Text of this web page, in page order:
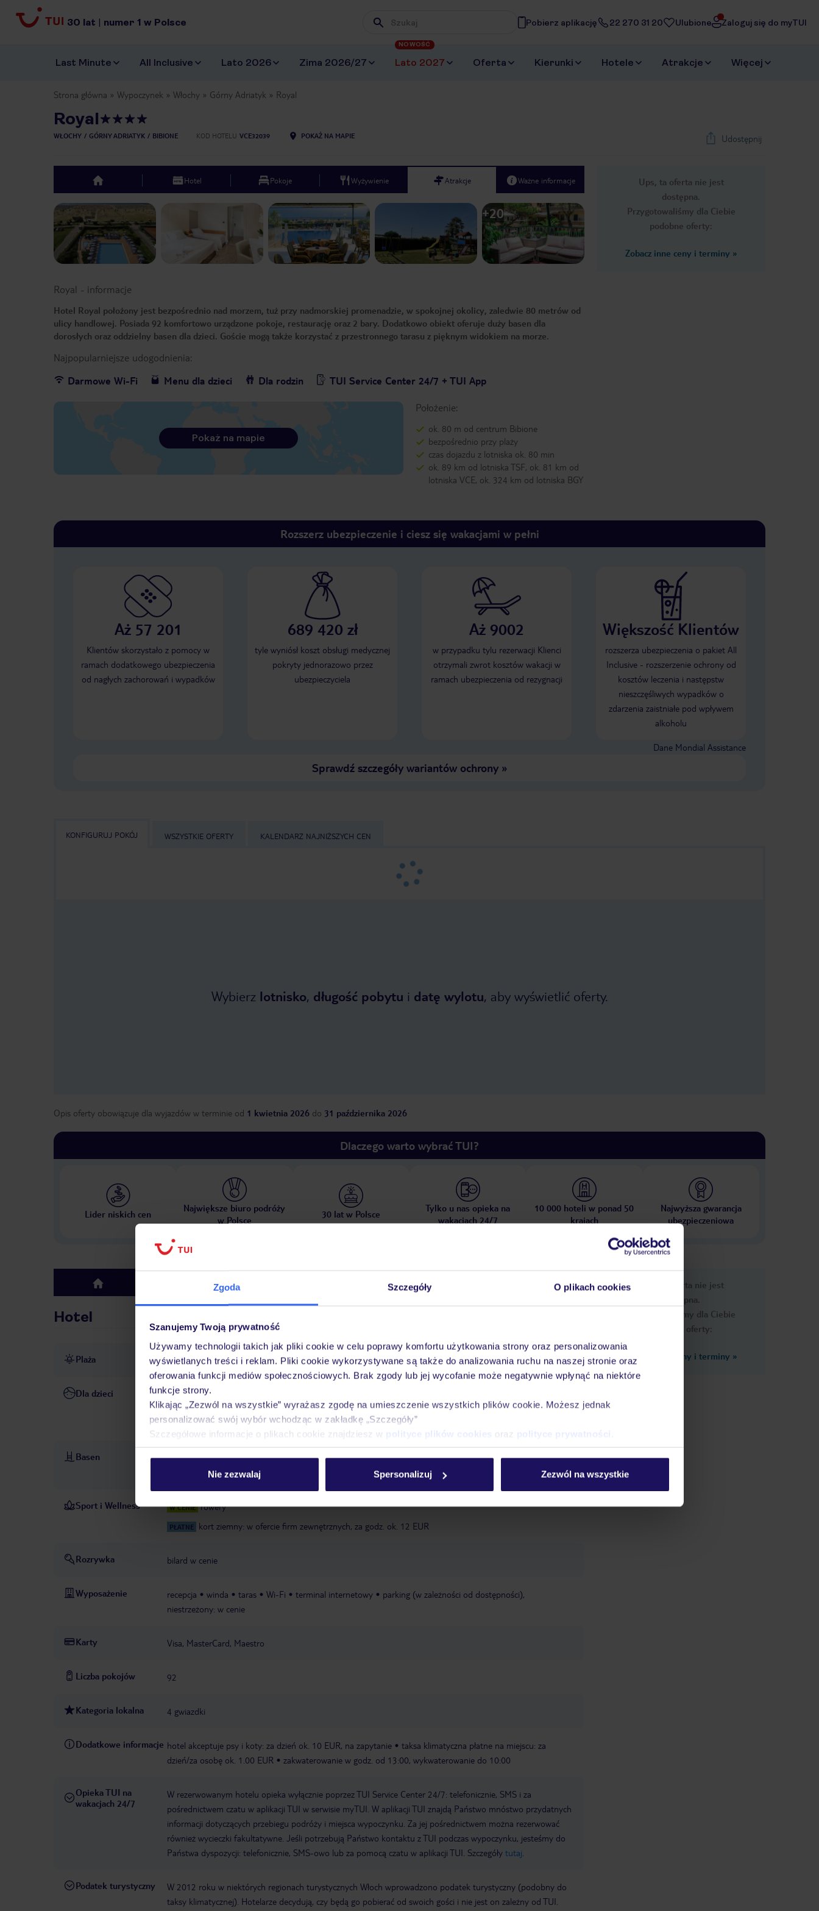
Zgoda Szczegóły O plikach cookies
Szanujemy Twoją prywatność
Używamy technologii takich jak pliki cookie w celu poprawy komfortu użytkowania strony oraz personalizowania
wyświetlanych treści i reklam. Pliki cookie wykorzystywane są także do analizowania ruchu na naszej stronie oraz
oferowania funkcji mediów społecznościowych. Brak zgody lub jej wycofanie może negatywnie wpłynąć na niektóre
funkcje strony.
Klikając „Zezwól na wszystkie” wyrażasz zgodę na umieszczenie wszystkich plików cookie. Możesz jednak
personalizować swój wybór wchodząc w zakładkę „Szczegóły”
Szczegółowe informacje o plikach cookie znajdziesz w polityce plików cookies oraz polityce prywatności
Nie zezwalaj Spersonalizuj Zezwól na wszystkie
30 lat | numer 1 w Polsce Wpisz frazę, której szukasz
Pobierz aplikację 22 270 31 20 Ulubione Zaloguj się do myTUI
Last Minute All Inclusive Lato 2026 Zima 2026/27 Lato 2027
NOWOŚĆ
Oferta Kierunki Hotele Atrakcje Więcej
Strona główna Wypoczynek Włochy Górny Adriatyk Royal
Royal
WŁOCHY GÓRNY ADRIATYK BIBIONE KOD HOTELU VCE32039 POKAŻ NA MAPIE Udostępnij
Ups, ta oferta nie jest
dostępna.
Przygotowaliśmy dla Ciebie
podobne oferty:
Zobacz inne ceny i terminy »
top Hotel Pokoje Wyżywienie Atrakcje Ważne informacje
Previous slide Next slide
1 /26
+20
Royal - informacje
Hotel Royal położony jest bezpośrednio nad morzem, tuż przy nadmorskiej promenadzie, w spokojnej okolicy, zaledwie 80 metrów od
ulicy handlowej. Posiada 92 komfortowo urządzone pokoje, restaurację oraz 2 bary. Dodatkowo obiekt oferuje duży basen dla
dorosłych oraz oddzielny basen dla dzieci. Goście mogą także korzystać z przestronnego tarasu z pięknym widokiem na morze.
Najpopularniejsze udogodnienia:
Darmowe Wi-Fi
Menu dla dzieci Dla rodzin TUI Service Center 24/7 + TUI App
Położenie:
ok. 80 m od centrum Bibione
bezpośrednio przy plaży
czas dojazdu z lotniska ok. 80 min
ok. 89 km od lotniska TSF, ok. 81 km od
lotniska VCE, ok. 324 km od lotniska BGY
Pokaż na mapie
Rozszerz ubezpieczenie i ciesz się wakacjami w pełni
Aż 57 201
Klientów skorzystało z pomocy w
ramach dodatkowego ubezpieczenia
od nagłych zachorowań i wypadków
689 420 zł
tyle wyniósł koszt obsługi medycznej
pokryty jednorazowo przez
ubezpieczyciela
Aż 9002
w przypadku tylu rezerwacji Klienci
otrzymali zwrot kosztów wakacji w
ramach ubezpieczenia od rezygnacji
Większość Klientów
rozszerza ubezpieczenia o pakiet All
Inclusive - rozszerzenie ochrony od
kosztów leczenia i następstw
nieszczęśliwych wypadków o
zdarzenia zaistniałe pod wpływem
alkoholu
Dane Mondial Assistance
Sprawdź szczegóły wariantów ochrony»
KONFIGURUJ POKÓJ WSZYSTKIE OFERTY KALENDARZ NAJNIŻSZYCH CEN
Wybierz lotnisko, długość pobytu i datę wylotu, aby wyświetlić oferty.
Opis oferty obowiązuje dla wyjazdów w terminie od 1 kwietnia 2026 do 31 października 2026
Dlaczego warto wybrać TUI?
Lider niskich cen
Największe biuro podróży
w Polsce
30 lat w Polsce
Tylko u nas opieka na
wakacjach 24/7
10 000 hoteli w ponad 50
krajach
Najwyższa gwarancja
ubezpieczeniowa
top Wyżywienie Ważne informacje
Hotel
Plaża bezpośrednio przy plaży publiczna leżaki parasole
Dla dzieci opieka nad dziećmi: czerwiec - sierpień, za opłatą
cenie
menu dla dzieci pokój gier i zabaw plac zabaw
łóżeczka dla dzieci/niemowląt: w cenie, rezerwacja
wymagana
Basen
basen: czerwiec - sierpień; w zależności od sezonu; w zależności od warunków pogodowych, w cenie, ze słodką
leżaki: w cenie, parasole: w cenie
Sport i Wellness W CENIE rowery
PŁATNE kort ziemny: w ofercie firm zewnętrznych, za godz. ok. 12 EUR
Rozrywka bilard w cenie
Wyposażenie recepcja winda taras Wi-Fi terminal internetowy
parking (w zależności od dostępności),
niestrzeżony: w cenie
Karty Visa, MasterCard, Maestro
Liczba pokojów 92
Kategoria lokalna 4 gwiazdki
Dodatkowe informacje hotel akceptuje psy i koty: za dzień ok. 10 EUR, na zapytanie
taksa klimatyczna płatne na miejscu: za
dzień/za osobę ok. 1.00 EUR
zakwaterowanie w godz. od 13:00, wykwaterowanie do 10:00
Opieka TUI na
wakacjach 24/7
W rezerwowanym hotelu opieka wyłącznie poprzez TUI Service Center 24/7: telefonicznie, SMS i za
pośrednictwem czatu w aplikacji TUI w serwisie myTUI. W aplikacji TUI znajdą Państwo mnóstwo przydatnych
informacji dotyczących przebiegu podróży i miejsca wypoczynku. Za jej pośrednictwem można rezerwować
również wycieczki fakultatywne. Jeśli potrzebują Państwo kontaktu z TUI podczas wypoczynku, jesteśmy do
Państwa dyspozycji: telefonicznie, SMS-owo lub za pomocą czatu w aplikacji TUI. Szczegóły tutaj
Podatek turystyczny
W 2012 roku w niektórych regionach turystycznych Włoch wprowadzono podatek turystyczny (podobny do
taksy klimatycznej). Hotelarze decydują, czy będą go pobierać od swoich gości i nie jest on zależny od TUI.
Ups, ta oferta nie jest
dostępna.
Przygotowaliśmy dla Ciebie
podobne oferty:
Zobacz inne ceny i terminy »